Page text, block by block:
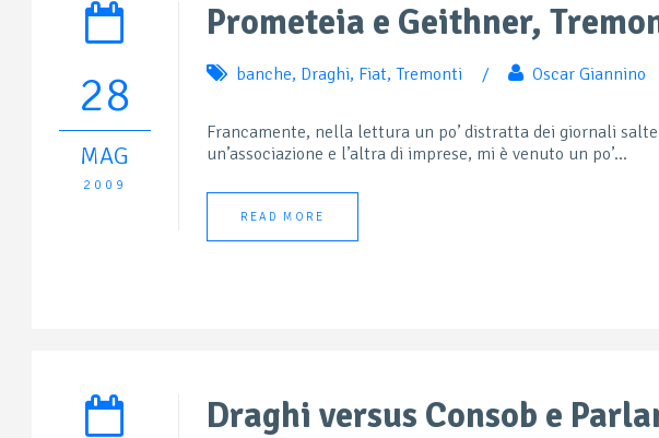
28
MAG
2009
Prometeia e Geithner,
banche, Draghi, Fiat, Tremonti / Oscar Giannino
Francamente, nella lettura un po’ distratta dei giornali
un’associazione e l’altra di imprese, mi è venuto un po’...
READ MORE
Draghi versus Consob e